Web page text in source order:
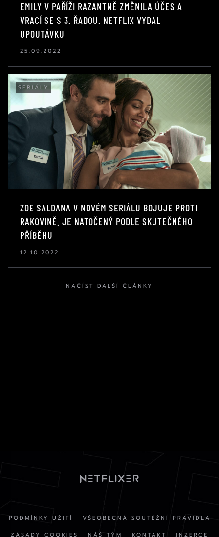
EMILY V PAŘÍŽI RAZANTNĚ ZMĚNILA ÚČES A
VRACÍ SE S 3. ŘADOU. NETFLIX VYDAL
UPOUTÁVKU
25.09.2022
SERIÁLY
ZOE SALDANA V NOVÉM SERIÁLU BOJUJE PROTI
RAKOVINĚ. JE NATOČENÝ PODLE SKUTEČNÉHO
PŘÍBĚHU
12.10.2022
NAČÍST DALŠÍ ČLÁNKY
PODMÍNKY UŽITÍ
VŠEOBECNÁ SOUTĚŽNÍ PRAVIDLA
ZÁSADY COOKIES
NÁŠ TÝM KONTAKT INZERCE